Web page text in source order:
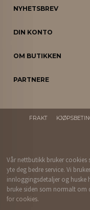
NYHETSBREV
DIN KONTO
OM BUTIKKEN
PARTNERE
FRAKT
Vår nettbutikk bruker cookies
yte deg bedre service. Vi
innloggingsdetaljer og huske
bruke siden som normalt om
for cookies.